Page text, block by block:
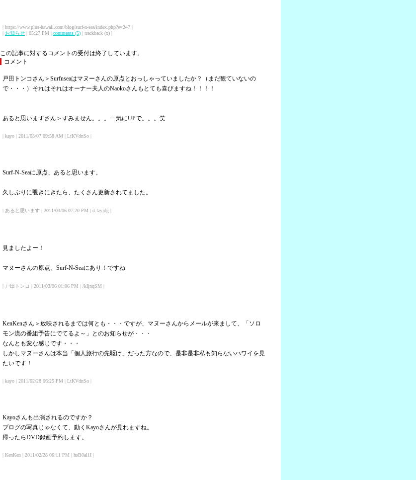
| https://www.plus-hawaii.com/blog/surf-n-sea/index.php?e=247 |
| お知らせ | 05:27 PM | comments (5) | trackback (x) |
この記事に対するコメントの受付は終了しています。
コメント
戸田トンコさん＞Surfnseaはマヌーさんの原点とおっしゃっていましたか？（まだ観ていないの
で・・・）それはそれはオーナー夫人のNaokoさんもとても喜びますね！！！！
あると思いますさん＞すみません。。。一気にUPで。。。笑
| kayo | 2011/03/07 09:58 AM | LtKVdnSo |
Surf-N-Seaに原点、あると思います。
久しぶりに覗きにきたら、たくさん更新されてました。
| あると思います | 2011/03/06 07:20 PM | d.fzyjdg |
見ましたよー！
マヌーさんの原点、Surf-N-Seaにあり！ですね
| 戸田トンコ | 2011/03/06 01:06 PM | /kIjnqSM |
KenKenさん＞放映されるまでは何とも・・・ですが、マヌーさんからメールが来まして、「ソロ
モン流の番組予告にでてるよ～」とのお知らせが・・・
なんとも変な感じです・・・
しかしマヌーさんは本当「個人旅行の先駆け」だった方なので、是非是非私も知らないハワイを見
たいです！
| kayo | 2011/02/28 06:25 PM | LtKVdnSo |
Kayoさんも出演されるのですか？
ブログの写真じゃなくて、動くKayoさんが見れますね。
帰ったらDVD録画予約します。
| KenKen | 2011/02/28 06:11 PM | hsB0al1I |